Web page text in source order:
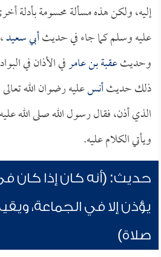
إليه، ولكن هذه مسألة محسومة بأدلة
عليه وسلم كما جاء في حديثأبي سعيد
وحديثعقبة بن عامرفي الأذان في
ذلك حديثأنسعليه رضوان الله
الذي أذن، فقال رسول الله صلى الله
ويأتي الكلام عليه.
حديث: (أنه كان إذا كان
يؤذن إلا في الجماعة،
صلاة)